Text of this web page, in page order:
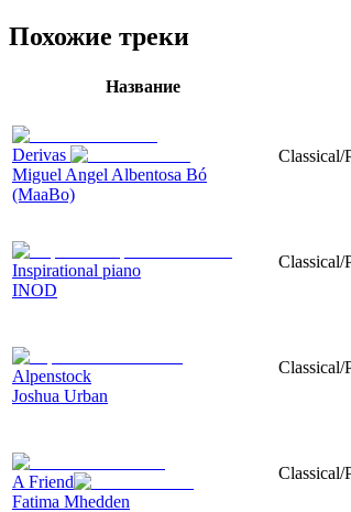
Похожие треки
Название
Derivas
Miguel Angel Albentosa Bó
(MaaBo)
Classical/
Inspirational piano
INOD
Classical/
Alpenstock
Joshua Urban
Classical/
A Friend
Fatima Mhedden
Classical/